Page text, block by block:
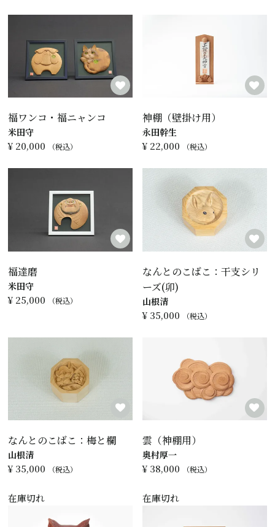
福ワンコ・福ニャンコ
¥ 20,000 税込
米田守
神棚（壁掛け用）
¥ 22,000 税込
永田幹生
福達磨
¥ 25,000 税込
米田守
なんとのこばこ：干支シリ
ーズ(卯)
¥ 35,000 税込
山根清
なんとのこばこ：梅と欄
¥ 35,000 税込
山根清
雲（神棚用）
¥ 38,000 税込
奥村厚一
在庫切れ 在庫切れ